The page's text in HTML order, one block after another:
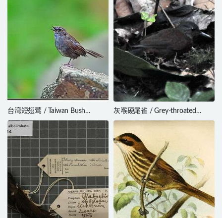
台湾短翅莺 / Taiwan Bush
Warbler / Locustella alishanensis
灰喉硬尾雀 / Grey-throated
Leaftosser / Sclerurus albigularis